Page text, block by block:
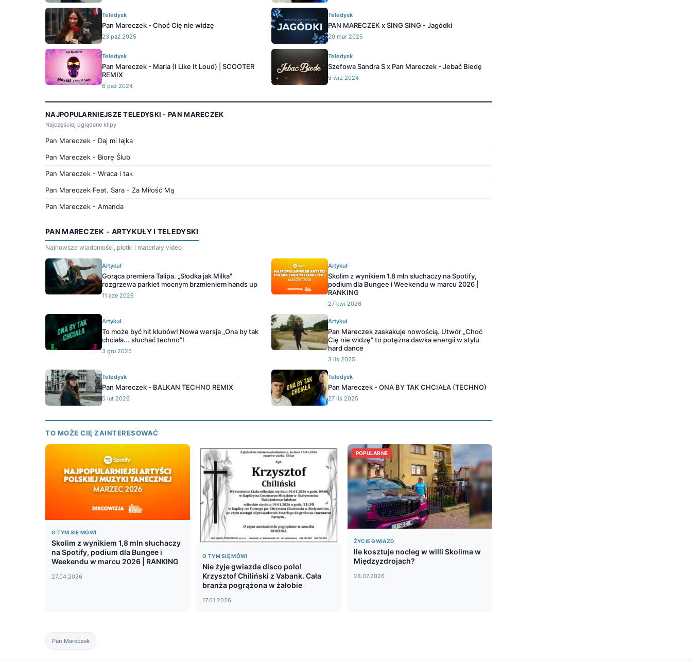
Teledysk
Pan Mareczek - Choć Cię nie widzę
23 paź 2025
Teledysk
PAN MARECZEK x SING SING - Jagódki
20 mar 2025
Teledysk
Pan Mareczek - Maria (I Like It Loud) | SCOOTER
REMIX
6 paź 2024
Teledysk
Szefowa Sandra S x Pan Mareczek - Jebać Biedę
5 wrz 2024
NAJPOPULARNIEJSZE TELEDYSKI - PAN MARECZEK
Najczęściej oglądane klipy
Pan Mareczek - Daj mi lajka
Pan Mareczek - Biorę Ślub
Pan Mareczek - Wraca i tak
Pan Mareczek Feat. Sara - Za Miłość Mą
Pan Mareczek - Amanda
PAN MARECZEK - ARTYKUŁY I TELEDYSKI
Najnowsze wiadomości, plotki i materiały video
Artykuł
Gorąca premiera Talipa. „Słodka jak Milka"
rozgrzewa parkiet mocnym brzmieniem hands up
11 cze 2026
Artykuł
Skolim z wynikiem 1,8 mln słuchaczy na Spotify,
podium dla Bungee i Weekendu w marcu 2026 |
RANKING
27 kwi 2026
Artykuł
To może być hit klubów! Nowa wersja „Ona by tak
chciała... słuchać techno"!
3 gru 2025
Artykuł
Pan Mareczek zaskakuje nowością. Utwór „Choć
Cię nie widzę” to potężna dawka energii w stylu
hard dance
3 lis 2025
Teledysk
Pan Mareczek - BALKAN TECHNO REMIX
5 lut 2026
Teledysk
Pan Mareczek - ONA BY TAK CHCIAŁA (TECHNO)
27 lis 2025
TO MOŻE CIĘ ZAINTERESOWAĆ
O TYM SIĘ MÓWI
Skolim z wynikiem 1,8 mln słuchaczy
na Spotify, podium dla Bungee i
Weekendu w marcu 2026 | RANKING
27.04.2026
O TYM SIĘ MÓWI
Nie żyje gwiazda disco polo!
Krzysztof Chiliński z Vabank. Cała
branża pogrążona w żałobie
17.01.2026
POPULARNE
ŻYCIE GWIAZD
Ile kosztuje nocleg w willi Skolima w
Międzyzdrojach?
28.07.2026
Pan Mareczek